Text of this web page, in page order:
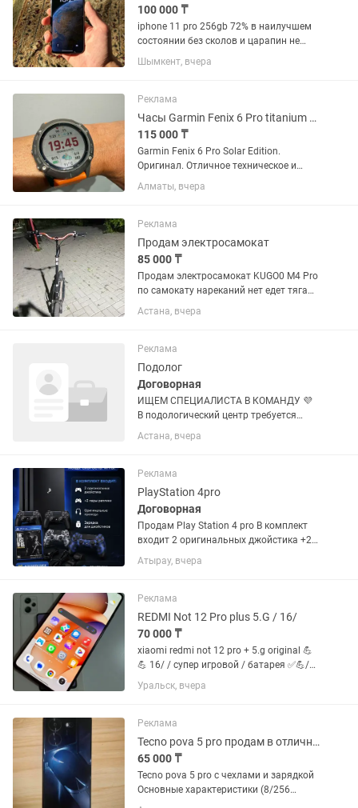
100 000 ₸
iphone 11 pro 256gb 72% в наилучшем
состоянии без сколов и царапин не
открывался без коробки
Шымкент, вчера
Реклама
Часы Garmin Fenix 6 Pro titanium Solar edition
115 000 ₸
Garmin Fenix 6 Pro Solar Edition.
Оригинал. Отличное техническое и
внешнее состояние. Солнечная
подзарядка, GPS, цветные карты,
сна и уровня кислорода в крови....
Алматы, вчера
Реклама
Продам электросамокат
85 000 ₸
Продам электросамокат KUGO0 M4 Pro
по самокату нареканий нет едет тяга
есть Макс скорость 55 км час запас
хода 35-40 км зависит от скорости по
сломалось крепление...
Астана, вчера
Реклама
Подолог
Договорная
ИЩЕМ СПЕЦИАЛИСТА В КОМАНДУ 💜
В подологический центр требуется
медицинский работник с желанием
освоить востребованную профессию
Астана, вчера
Реклама
PlayStation 4pro
Договорная
Продам Play Station 4 pro В комплект
входит 2 оригинальных джойстика +2
пары реплики Оригинальные провода
Зарядка для джойстиков В подарок
русском языке) Приставка не...
Атырау, вчера
Реклама
REDMI Not 12 Pro plus 5.G / 16/
70 000 ₸
xiaomi redmi not 12 pro + 5.g original 💪
💪 16/ / супер игровой / батарея ✅💪/
документы есть / чехол стекло /
уральск аксай доставка
Уральск, вчера
Реклама
Tecno pova 5 pro продам в отличном состоянии
65 000 ₸
Tecno pova 5 pro с чехлами и зарядкой
Основные характеристики (8/256
ГБ):Дисплей: 6.78" IPS LCD, FHD+ (\